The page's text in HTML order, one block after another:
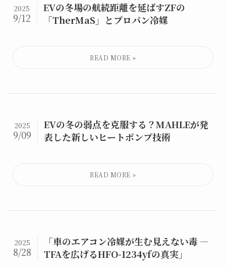
EVの冬場の航続距離を延ばすZFの
「TherMaS」とプロパン冷媒
2025
9/12
EVの冬の弱点を克服する？MAHLEが発
表した新しいヒートポンプ技術
2025
9/09
「車のエアコン冷媒が生む見えない毒 ―
TFAを広げるHFO-1234yfの真実」
2025
8/28